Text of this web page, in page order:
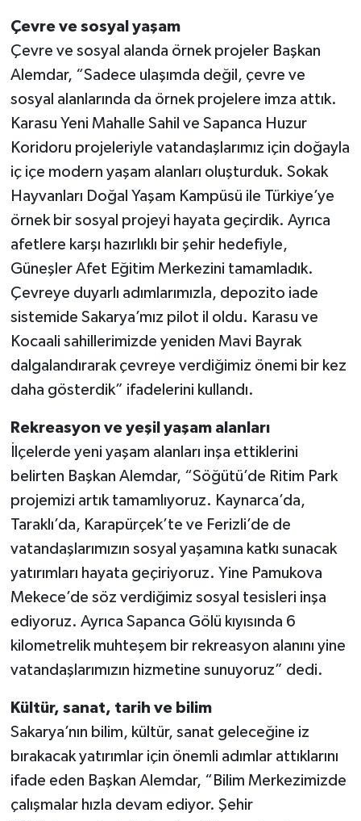
Çevre ve sosyal yaşam
Çevre ve sosyal alanda örnek projeler Başkan
Alemdar, “Sadece ulaşımda değil, çevre ve
sosyal alanlarında da örnek projelere imza attık.
Karasu Yeni Mahalle Sahil ve Sapanca Huzur
Koridoru projeleriyle vatandaşlarımız için doğayla
iç içe modern yaşam alanları oluşturduk. Sokak
Hayvanları Doğal Yaşam Kampüsü ile Türkiye’ye
örnek bir sosyal projeyi hayata geçirdik. Ayrıca
afetlere karşı hazırlıklı bir şehir hedefiyle,
Güneşler Afet Eğitim Merkezini tamamladık.
Çevreye duyarlı adımlarımızla, depozito iade
sistemide Sakarya’mız pilot il oldu. Karasu ve
Kocaali sahillerimizde yeniden Mavi Bayrak
dalgalandırarak çevreye verdiğimiz önemi bir kez
daha gösterdik” ifadelerini kullandı.
Rekreasyon ve yeşil yaşam alanları
İlçelerde yeni yaşam alanları inşa ettiklerini
belirten Başkan Alemdar, “Söğütü’de Ritim Park
projemizi artık tamamlıyoruz. Kaynarca’da,
Taraklı’da, Karapürçek’te ve Ferizli’de de
vatandaşlarımızın sosyal yaşamına katkı sunacak
yatırımları hayata geçiriyoruz. Yine Pamukova
Mekece’de söz verdiğimiz sosyal tesisleri inşa
ediyoruz. Ayrıca Sapanca Gölü kıyısında 6
kilometrelik muhteşem bir rekreasyon alanını yine
vatandaşlarımızın hizmetine sunuyoruz” dedi.
Kültür, sanat, tarih ve bilim
Sakarya’nın bilim, kültür, sanat geleceğine iz
bırakacak yatırımlar için önemli adımlar attıklarını
ifade eden Başkan Alemdar, “Bilim Merkezimizde
çalışmalar hızla devam ediyor. Şehir